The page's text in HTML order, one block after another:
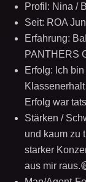
Profil: Nina /
Seit: ROA
Erfahrung:
PANTHERS
Erfolg: Ich
Erfolg war
Stärken /
und kaum zu
starker
aus mir